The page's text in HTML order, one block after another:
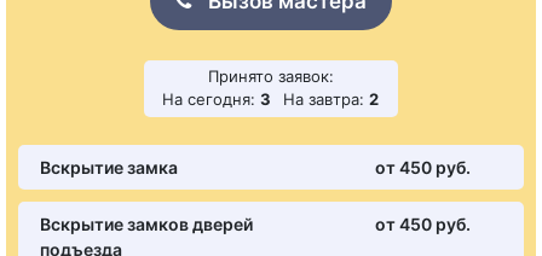
Принято заявок:
На сегодня: 3 На завтра: 2
Вскрытие замка от 450 pуб.
Вскрытие замков дверей
подъезда
от 450 pуб.